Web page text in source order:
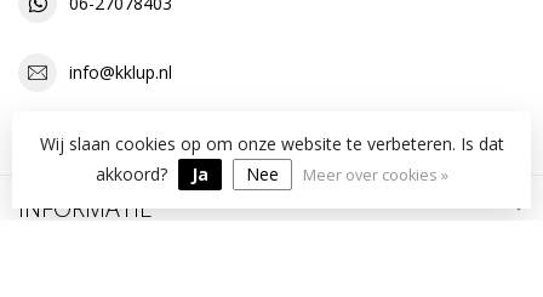
info@kklup.nl
OPENINGSTIJDEN
INFORMATIE
Wij slaan cookies op om onze website te verbeteren. Is dat
akkoord?
Ja Nee Meer over cookies »